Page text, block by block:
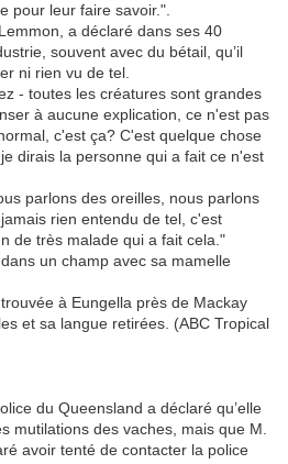
pour leur faire savoir.".
a déclaré dans ses 40
souvent avec du bétail, qu’il
ni rien vu de tel.
- toutes les créatures sont grandes
à aucune explication, ce n'est pas
c'est ça? C'est quelque chose
dirais la personne qui a fait ce n'est
parlons des oreilles, nous parlons
rien entendu de tel, c'est
de très malade qui a fait cela."
un champ avec sa mamelle
à Eungella près de Mackay
et sa langue retirées. (ABC Tropical
du Queensland a déclaré qu’elle
mutilations des vaches, mais que M.
avoir tenté de contacter la police